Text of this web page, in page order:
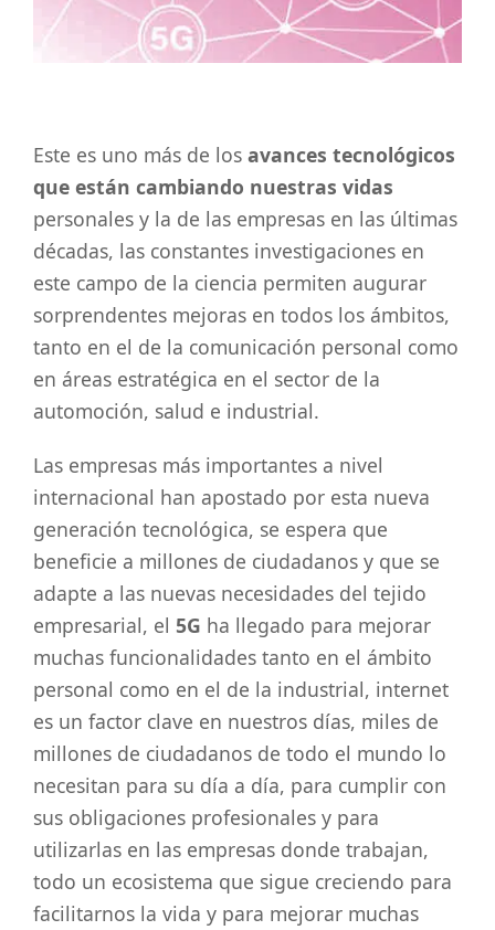
Este es uno más de los avances tecnológicos
que están cambiando nuestras vidas
personales y la de las empresas en las últimas
décadas, las constantes investigaciones en
este campo de la ciencia permiten augurar
sorprendentes mejoras en todos los ámbitos,
tanto en el de la comunicación personal como
en áreas estratégica en el sector de la
automoción, salud e industrial.
Las empresas más importantes a nivel
internacional han apostado por esta nueva
generación tecnológica, se espera que
beneficie a millones de ciudadanos y que se
adapte a las nuevas necesidades del tejido
empresarial, el 5G ha llegado para mejorar
muchas funcionalidades tanto en el ámbito
personal como en el de la industrial, internet
es un factor clave en nuestros días, miles de
millones de ciudadanos de todo el mundo lo
necesitan para su día a día, para cumplir con
sus obligaciones profesionales y para
utilizarlas en las empresas donde trabajan,
todo un ecosistema que sigue creciendo para
facilitarnos la vida y para mejorar muchas